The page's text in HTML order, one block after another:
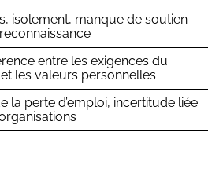
isolement, manque de soutien
entre les exigences du
les valeurs personnelles
la perte d’emploi, incertitude liée